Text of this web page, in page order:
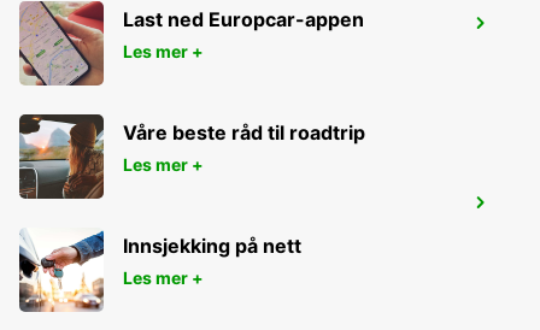
BUNDABERG CITY
BUNDABERG - AUSTRALIA
URANGAN - AUSTRALIA
Last ned Europcar-appen
Les mer +
Våre beste råd til roadtrip
Les mer +
Innsjekking på nett
Les mer +